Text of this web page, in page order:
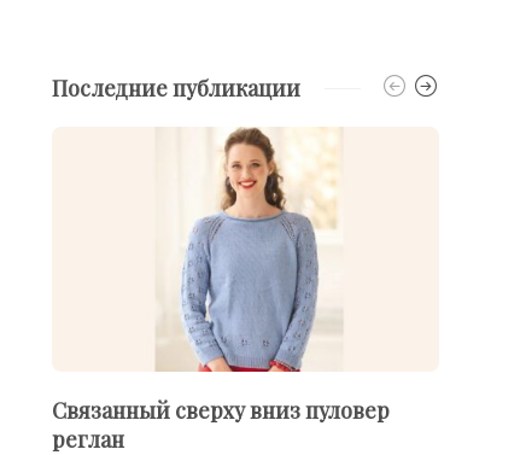
Последние публикации
Связанный сверху вниз пуловер
реглан